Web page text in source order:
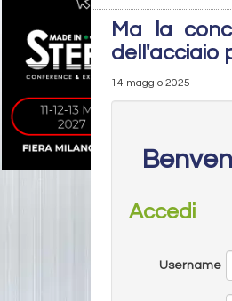
Ma la
dell'acciaio
14 maggio 2025
Accedi
Username